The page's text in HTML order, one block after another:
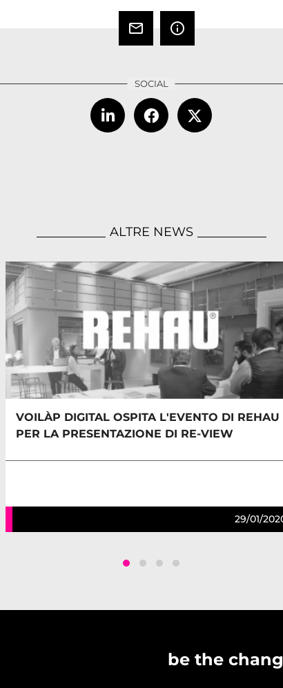
mail_outline info_outline
ALTRE NEWS
VOILÀP DIGITAL OSPITA L'EVENTO DI REHAU
PER LA PRESENTAZIONE DI RE-VIEW
29/01/
be the